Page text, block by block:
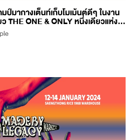
มากางเต็นท์เก็บโมเม้นต์ดีๆ ในงาน
THE ONE & ONLY หนึ่งเดียวแห่ง...